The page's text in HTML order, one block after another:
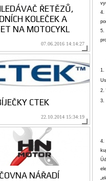
ŘETĚZŮ,
KOLEČEK A
NA MOTOCYKL
07.06.2016 14:14:27
CTEK
22.10.2014 15:34:19
NÁŘADÍ
4.
5.
1.
2.
3.
4.